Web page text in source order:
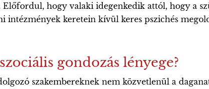
hogy valaki idegenkedik attól, hogy a
intézmények keretein kívül keres pszichés
gondozás lényege?
szakembereknek nem közvetlenül a